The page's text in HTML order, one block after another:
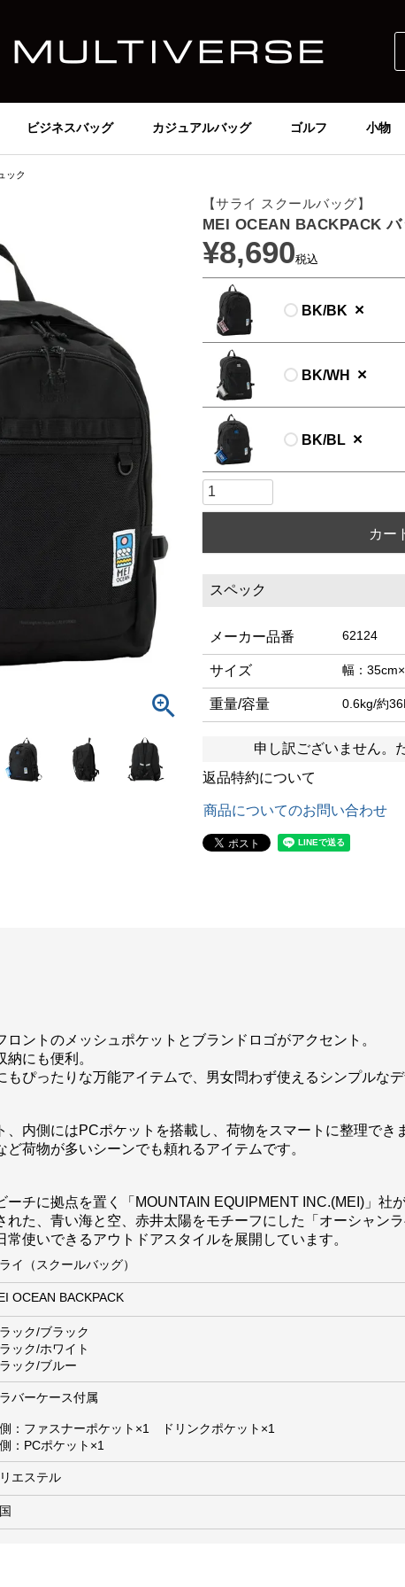
ビジネスバッグ カジュアルバッグ ゴルフ 小物
ック
【サライ スクールバッグ】
MEI OCEAN BACKPACK
¥8,690税込
BK/BK ×
BK/WH ×
BK/BL ×
カー
スペック
メーカー品番 62124
サイズ 幅：
重量/容量 0.6kg/約36L
申し訳ございません。
返品特約について
商品についてのお問い合わせ
ントのメッシュポケットとブランドロゴがアクセント。
にも便利。
ぴったりな万能アイテムで、男女問わず使えるシンプルなデ
内側にはPCポケットを搭載し、荷物をスマートに整理でき
荷物が多いシーンでも頼れるアイテムです。
チに拠点を置く「MOUNTAIN EQUIPMENT INC.(MEI)」社
た、青い海と空、赤井太陽をモチーフにした「オーシャン
使いできるアウトドアスタイルを展開しています。
イ（スクールバッグ）
OCEAN BACKPACK
ック/ブラック
ック/ホワイト
ック/ブルー
ラバーケース付属
：ファスナーポケット×1 ドリンクポケット×1
：PCポケット×1
エステル